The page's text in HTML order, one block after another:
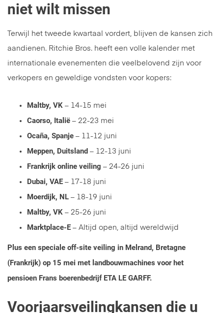
niet wilt missen
Terwijl het tweede kwartaal vordert, blijven de kansen zich
aandienen. Ritchie Bros. heeft een volle kalender met
internationale evenementen die veelbelovend zijn voor
verkopers en geweldige vondsten voor kopers:
Maltby, VK – 14-15 mei
Caorso, Italië – 22-23 mei
Ocaña, Spanje – 11-12 juni
Meppen, Duitsland – 12-13 juni
Frankrijk online veiling – 24-26 juni
Dubai, VAE – 17-18 juni
Moerdijk, NL – 18-19 juni
Maltby, VK – 25-26 juni
Marktplace-E – Altijd open, altijd wereldwijd
Plus een speciale off-site veiling in Melrand, Bretagne
(Frankrijk) op 15 mei met landbouwmachines voor het
pensioen Frans boerenbedrijf ETA LE GARFF.
Voorjaarsveilingkansen die u